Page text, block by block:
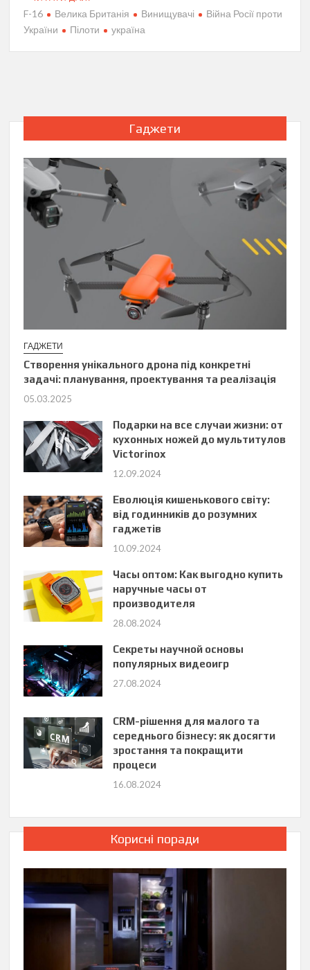
F-16 Велика Британія Винищувачі
Війна Росії проти
України
Пілоти україна
Гаджети
ГАДЖЕТИ
Створення унікального дрона під конкретні
задачі: планування, проектування та реалізація
05.03.2025
Подарки на все случаи жизни: от
кухонных ножей до мультитулов
Victorinox
12.09.2024
Еволюція кишенькового світу:
від годинників до розумних
гаджетів
10.09.2024
Часы оптом: Как выгодно купить
наручные часы от
производителя
28.08.2024
Секреты научной основы
популярных видеоигр
27.08.2024
CRM-рішення для малого та
середнього бізнесу: як досягти
зростання та покращити
процеси
16.08.2024
Корисні поради